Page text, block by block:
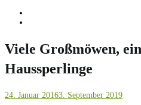
Viele Großmöwen,
Haussperlinge
24. Januar 20163. September 2019